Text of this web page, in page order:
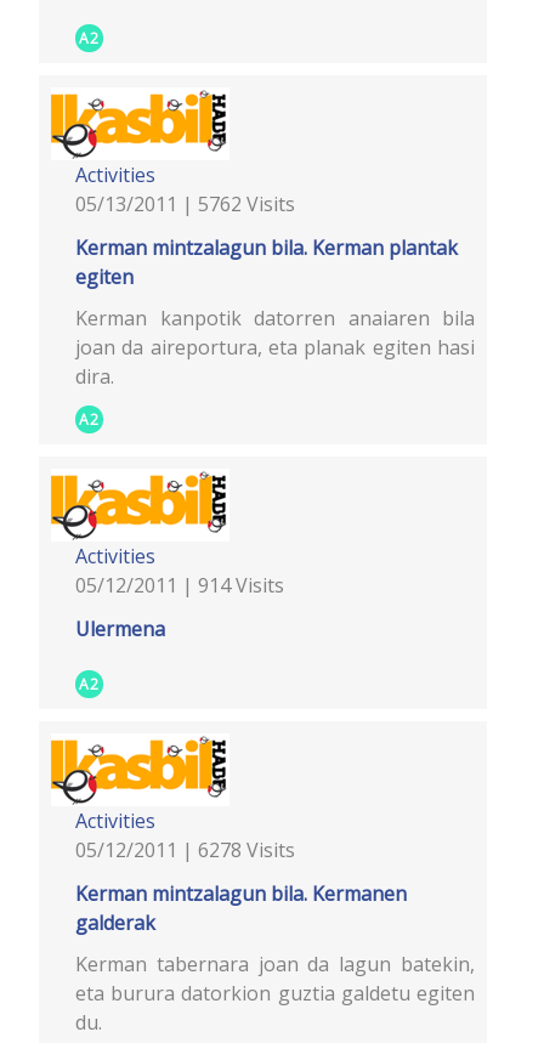
A2
Activities
05/13/2011 | 5762 Visits
Kerman mintzalagun bila. Kerman plantak
egiten
Kerman kanpotik datorren anaiaren bila
joan da aireportura, eta planak egiten hasi
dira.
A2
Activities
05/12/2011 | 914 Visits
Ulermena
A2
Activities
05/12/2011 | 6278 Visits
Kerman mintzalagun bila. Kermanen
galderak
Kerman tabernara joan da lagun batekin,
eta burura datorkion guztia galdetu egiten
du.